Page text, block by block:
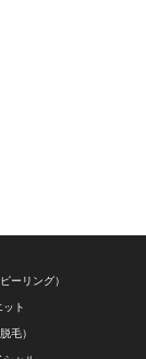
ーリング）
ト
毛）